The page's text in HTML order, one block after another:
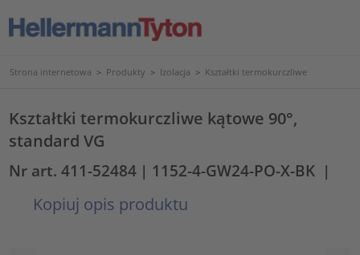
Strona internetowa > Produkty > Izolacja > Kształtki termokurczliwe
Kształtki termokurczliwe kątowe 90°,
standard VG
Nr art. 411-52484 | 1152-4-GW24-PO-X-BK |
Kopiuj opis produktu